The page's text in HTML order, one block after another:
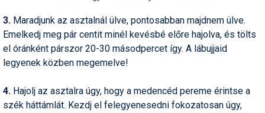
Síruházat
Síszerviz
Síugrás
3. Maradjunk az asztalnál ülve, pontosabban majdnem ülve.
Emelkedj meg pár centit minél kevésbé előre hajolva, és tölts
el óránként párszor 20-30 másodpercet így. A lábujjaid
legyenek közben megemelve!
4. Hajolj az asztalra úgy, hogy a medencéd pereme érintse a
szék háttámlát. Kezdj el felegyenesedni fokozatosan úgy,